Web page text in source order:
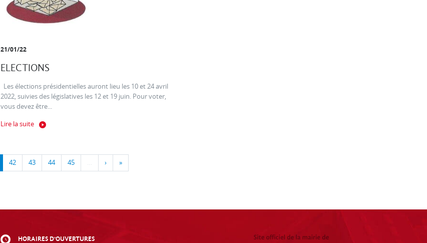
21/01/22
ELECTIONS
Les élections présidentielles auront lieu les 10 et 24 avril
2022, suivies des législatives les 12 et 19 juin. Pour voter,
vous devez être...
Lire la suite
42 43 44 45 … › »
HORAIRES D'OUVERTURES